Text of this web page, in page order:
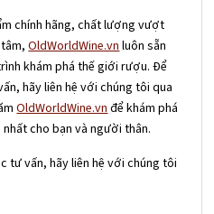
chính hãng, chất lượng vượt
tâm,OldWorldWine.vn luôn sẵn
khám phá thế giới rượu. Để
hãy liên hệ với chúng tôi qua
OldWorldWine.vn để khám phá
cho bạn và người thân.
tư vấn, hãy liên hệ với chúng tôi